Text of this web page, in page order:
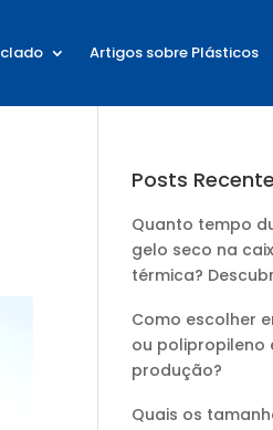
Artigos sobre Plásticos
Posts
Quanto tempo
gelo seco na
térmica?
Como escolher
ou polipropileno
produção?
Quais os